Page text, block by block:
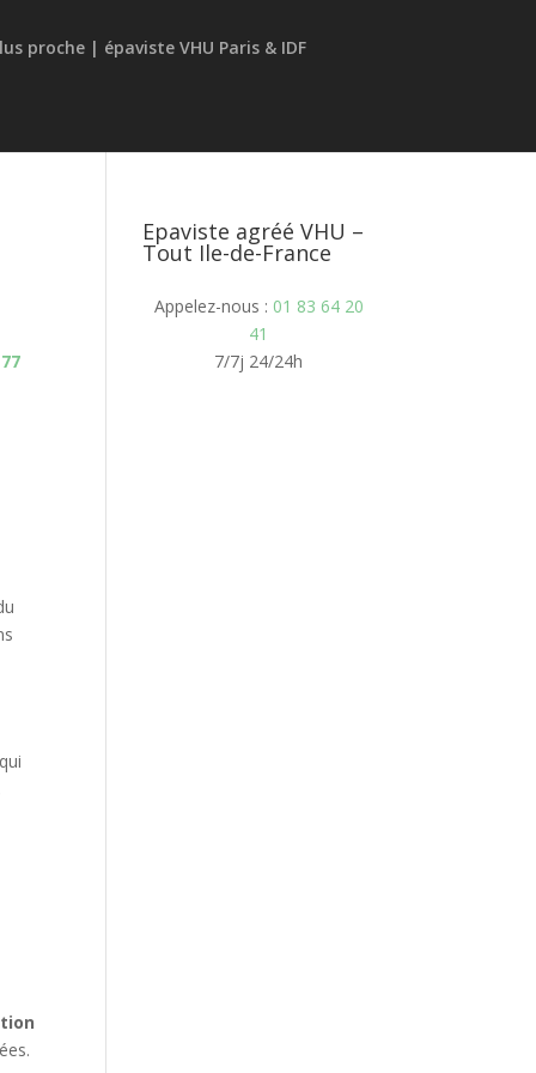
qui
Epaviste agréé VHU –
Tout Ile-de-France
Appelez-nous : 01 83 64 20
41
7/7j 24/24h